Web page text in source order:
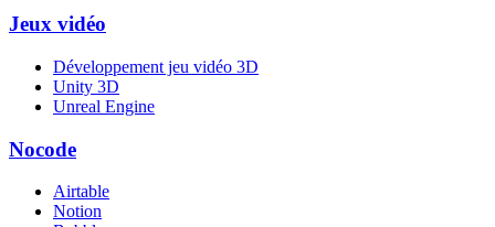
Jeux vidéo
Développement jeu vidéo 3D
Unity 3D
Unreal Engine
Nocode
Airtable
Notion